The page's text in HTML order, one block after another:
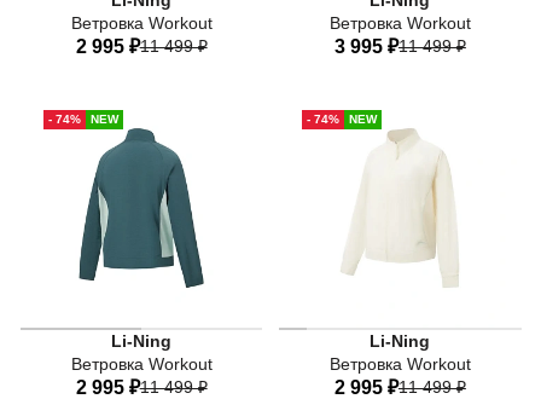
Ветровка Workout
2 995 ₽11 499 ₽
40 42
50
52
Ветровка Workout
3 995 ₽11 499 ₽
40 42
50
52
- 74% NEW
Li-Ning
Ветровка Workout
Женская ветровка Li-Ning из коллекции Workout
2 995 ₽11 499 ₽
- 74% NEW
Li-Ning
Ветровка Workout
Женская ветровка Li-Ning
2 995 ₽11 499 ₽